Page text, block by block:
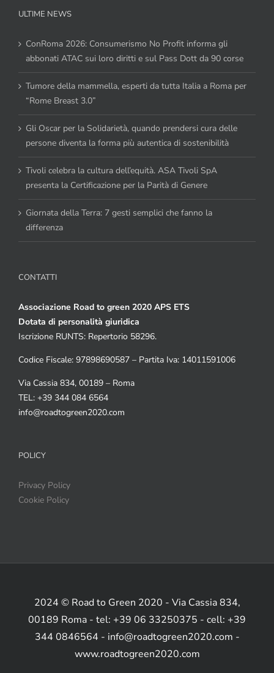
ULTIME NEWS
ConRoma 2026: Consumerismo No Profit informa gli
abbonati ATAC sui loro diritti e sul Pass Dott da 90 corse
Tumore della mammella, esperti da tutta Italia a Roma per
“Rome Breast 3.0”
Gli Oscar per la Solidarietà, quando prendersi cura delle
persone diventa la forma più autentica di sostenibilità
Tivoli celebra la cultura dell’equità. ASA Tivoli SpA
presenta la Certificazione per la Parità di Genere
Giornata della Terra: 7 gesti semplici che fanno la
differenza
CONTATTI
Associazione Road to green 2020 APS ETS
Dotata di personalità giuridica
Iscrizione RUNTS: Repertorio 58296.
Codice Fiscale: 97898690587 – Partita Iva: 14011591006
Via Cassia 834, 00189 – Roma
TEL: +39 344 084 6564
info@roadtogreen2020.com
POLICY
Privacy Policy
Cookie Policy
2024 © Road to Green 2020 - Via Cassia 834,
00189 Roma - tel: +39 06 33250375 - cell: +39
344 0846564 - info@roadtogreen2020.com -
www.roadtogreen2020.com